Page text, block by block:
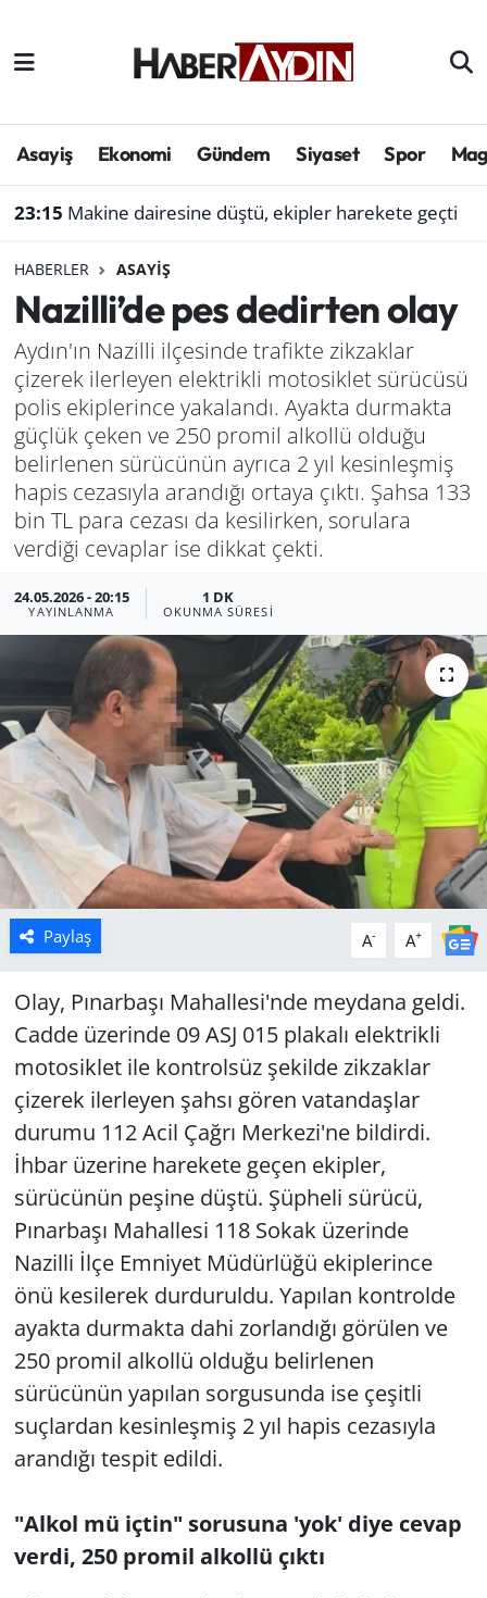
Asayiş Ekonomi Gündem Siyaset Spor
23:15 Makine dairesine düştü, ekipler harekete geçti
HABERLER ASAYIŞ
Nazilli’de pes dedirten olay
Aydın'ın Nazilli ilçesinde trafikte zikzaklar
çizerek ilerleyen elektrikli motosiklet sürücüsü
polis ekiplerince yakalandı. Ayakta durmakta
güçlük çeken ve 250 promil alkollü olduğu
belirlenen sürücünün ayrıca 2 yıl kesinleşmiş
hapis cezasıyla arandığı ortaya çıktı. Şahsa 133
bin TL para cezası da kesilirken, sorulara
verdiği cevaplar ise dikkat çekti.
24.05.2026 - 20:15
YAYINLANMA
1 DK
OKUNMA SÜRESI
Paylaş A- A+
Olay, Pınarbaşı Mahallesi'nde meydana geldi.
Cadde üzerinde 09 ASJ 015 plakalı elektrikli
motosiklet ile kontrolsüz şekilde zikzaklar
çizerek ilerleyen şahsı gören vatandaşlar
durumu 112 Acil Çağrı Merkezi'ne bildirdi.
İhbar üzerine harekete geçen ekipler,
sürücünün peşine düştü. Şüpheli sürücü,
Pınarbaşı Mahallesi 118 Sokak üzerinde
Nazilli İlçe Emniyet Müdürlüğü ekiplerince
önü kesilerek durduruldu. Yapılan kontrolde
ayakta durmakta dahi zorlandığı görülen ve
250 promil alkollü olduğu belirlenen
sürücünün yapılan sorgusunda ise çeşitli
suçlardan kesinleşmiş 2 yıl hapis cezasıyla
arandığı tespit edildi.
"Alkol mü içtin" sorusuna 'yok' diye cevap
verdi, 250 promil alkollü çıktı
Afyonkarahisar
Çevre
Genel
Haber
Izmir
Kütahya
Manisa
Politika
Uşak
Aydın Hava Durumu
Süper Lig Puan Durumu ve Fikstür
Son Dakika Haberleri
Haber Arşivi